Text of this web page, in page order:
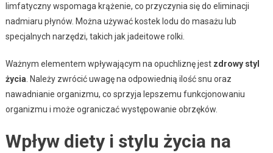
limfatyczny wspomaga krążenie, co przyczynia się do eliminacji
nadmiaru płynów. Można używać kostek lodu do masażu lub
specjalnych narzędzi, takich jak jadeitowe rolki.
Ważnym elementem wpływającym na opuchliznę jest zdrowy styl
życia . Należy zwrócić uwagę na odpowiednią ilość snu oraz
nawadnianie organizmu, co sprzyja lepszemu funkcjonowaniu
organizmu i może ograniczać występowanie obrzęków.
Wpływ diety i stylu życia na